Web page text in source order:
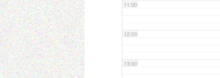
11:00
12:00
13:00